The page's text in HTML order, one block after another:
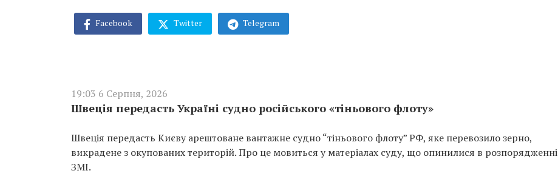
Facebook Twitter Telegram
19:03 6 Серпня, 2026
Швеція передасть Україні судно російського «тіньового флоту»
Швеція передасть Києву арештоване вантажне судно “тіньового флоту” РФ, яке перевозило зерно,
викрадене з окупованих територій. Про це мовиться у матеріалах суду, що опинилися в розпорядженні
ЗМІ.